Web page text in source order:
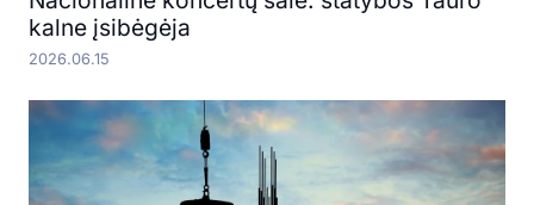
kalne įsibėgėja
2026.06.15